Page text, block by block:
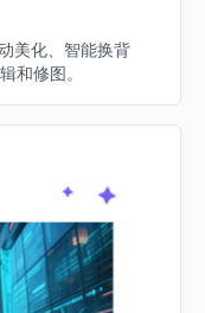
美化、智能换背
和修图。